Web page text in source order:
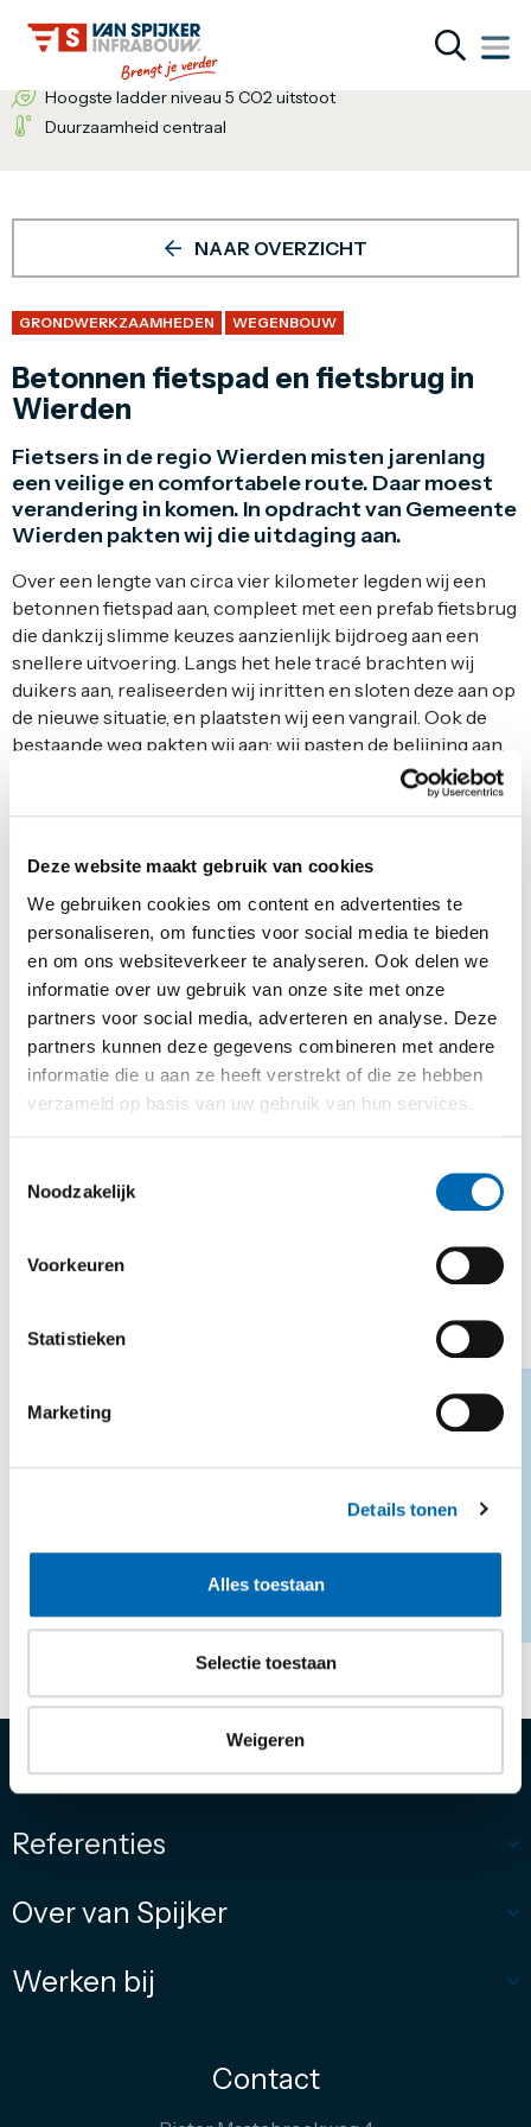
Deze website maakt gebruik van cookies
We gebruiken cookies om content en advertenties te
personaliseren, om functies voor social media te bieden
en om ons websiteverkeer te analyseren. Ook delen we
informatie over uw gebruik van onze site met onze
partners voor social media, adverteren en analyse. Deze
partners kunnen deze gegevens combineren met andere
informatie die u aan ze heeft verstrekt of die ze hebben
verzameld op basis van uw gebruik van hun services.
Noodzakelijk
Voorkeuren
Statistieken
Marketing
Details tonen
Alles toestaan
Selectie toestaan
Weigeren
Wij bieden de totaaloplossing
Een inventieve denkwijze
Hoogste ladder niveau 5 CO2 uitstoot
Duurzaamheid centraal
NAAR OVERZICHT
GRONDWERKZAAMHEDEN WEGENBOUW
Betonnen fietspad en fietsbrug in
Wierden
Fietsers in de regio Wierden misten jarenlang
een veilige en comfortabele route. Daar moest
verandering in komen. In opdracht van Gemeente
Wierden pakten wij die uitdaging aan.
Over een lengte van circa vier kilometer legden wij een
betonnen fietspad aan, compleet met een prefab fietsbrug
die dankzij slimme keuzes aanzienlijk bijdroeg aan een
snellere uitvoering. Langs het hele tracé brachten wij
duikers aan, realiseerden wij inritten en sloten deze aan op
de nieuwe situatie, en plaatsten wij een vangrail. Ook de
bestaande weg pakten wij aan: wij pasten de belijning aan,
herstelden het asfalt en brachten drie verkeersdrempels
aan om de nieuwe verkeerssituatie goed te laten werken.
Wisselende weersomstandigheden maakten het werk
soms uitdagend, maar binnen circa één jaar was het
project gerealiseerd en in augustus 2024 opgeleverd.
Het resultaat? Een functionele en veilige fietsverbinding
waar de regio Wierden dagelijks van profiteert.
VOLGENDE
Voor advies of offerte
NEEM CONTACT OP
Diensten
Referenties
Over van Spijker
Werken bij
Contact